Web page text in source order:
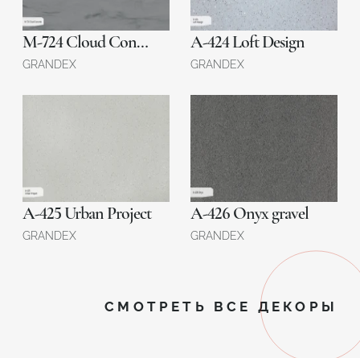
М-724 Cloud Concrete
GRANDEX
A-424 Loft Design
GRANDEX
A-425 Urban Project
GRANDEX
A-426 Onyx gravel
GRANDEX
СМОТРЕТЬ ВСЕ ДЕКОРЫ